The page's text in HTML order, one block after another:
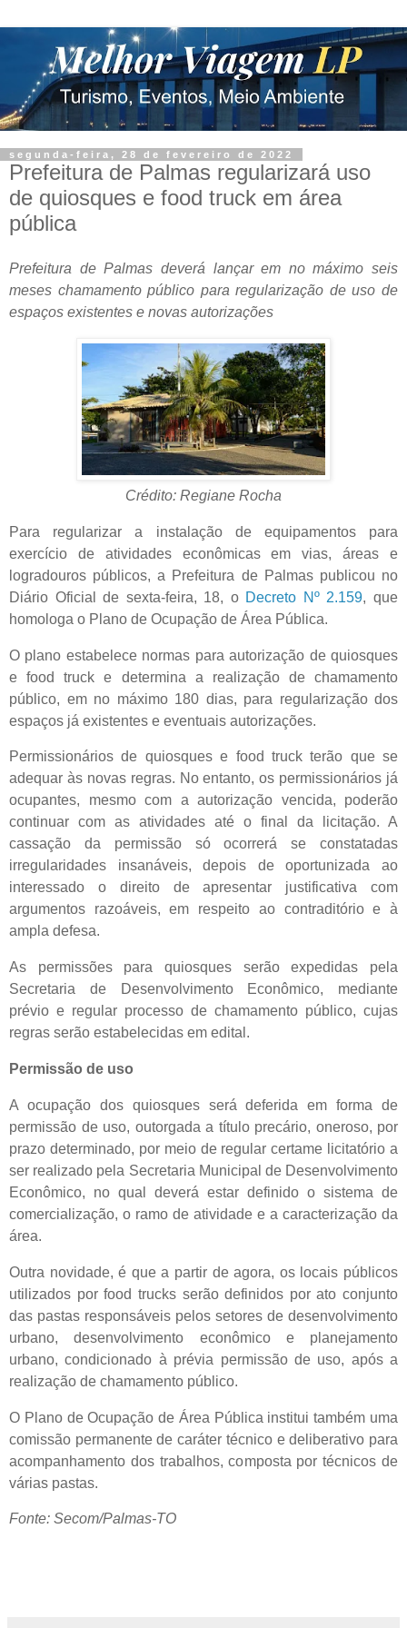
segunda-feira, 28 de fevereiro de 2022
Prefeitura de Palmas regularizará uso
de quiosques e food truck em área
pública
Prefeitura de Palmas deverá lançar em no máximo seis
meses chamamento público para regularização de uso de
espaços existentes e novas autorizações
Crédito: Regiane Rocha
Para regularizar a instalação de equipamentos para
exercício de atividades econômicas em vias, áreas e
logradouros públicos, a Prefeitura de Palmas publicou no
Diário Oficial de sexta-feira, 18, o Decreto Nº 2.159, que
homologa o Plano de Ocupação de Área Pública.
O plano estabelece normas para autorização de quiosques
e food truck e determina a realização de chamamento
público, em no máximo 180 dias, para regularização dos
espaços já existentes e eventuais autorizações.
Permissionários de quiosques e food truck terão que se
adequar às novas regras. No entanto, os permissionários já
ocupantes, mesmo com a autorização vencida, poderão
continuar com as atividades até o final da licitação. A
cassação da permissão só ocorrerá se constatadas
irregularidades insanáveis, depois de oportunizada ao
interessado o direito de apresentar justificativa com
argumentos razoáveis, em respeito ao contraditório e à
ampla defesa.
As permissões para quiosques serão expedidas pela
Secretaria de Desenvolvimento Econômico, mediante
prévio e regular processo de chamamento público, cujas
regras serão estabelecidas em edital.
Permissão de uso
A ocupação dos quiosques será deferida em forma de
permissão de uso, outorgada a título precário, oneroso, por
prazo determinado, por meio de regular certame licitatório a
ser realizado pela Secretaria Municipal de Desenvolvimento
Econômico, no qual deverá estar definido o sistema de
comercialização, o ramo de atividade e a caracterização da
área.
Outra novidade, é que a partir de agora, os locais públicos
utilizados por food trucks serão definidos por ato conjunto
das pastas responsáveis pelos setores de desenvolvimento
urbano, desenvolvimento econômico e planejamento
urbano, condicionado à prévia permissão de uso, após a
realização de chamamento público.
O Plano de Ocupação de Área Pública institui também uma
comissão permanente de caráter técnico e deliberativo para
acompanhamento dos trabalhos, composta por técnicos de
várias pastas.
Fonte: Secom/Palmas-TO